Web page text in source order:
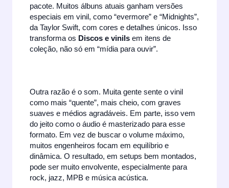
pacote. Muitos álbuns atuais ganham versões
especiais em vinil, como “evermore” e “Midnights”,
da Taylor Swift, com cores e detalhes únicos. Isso
transforma os Discos e vinils em itens de
coleção, não só em “mídia para ouvir”.
Outra razão é o som. Muita gente sente o vinil
como mais “quente”, mais cheio, com graves
suaves e médios agradáveis. Em parte, isso vem
do jeito como o áudio é masterizado para esse
formato. Em vez de buscar o volume máximo,
muitos engenheiros focam em equilíbrio e
dinâmica. O resultado, em setups bem montados,
pode ser muito envolvente, especialmente para
rock, jazz, MPB e música acústica.